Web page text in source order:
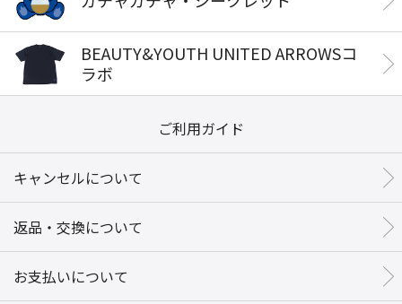
BEAUTY&YOUTH UNITED ARROWSコ
ラボ
ご利用ガイド
キャンセルについて
返品・交換について
お支払いについて